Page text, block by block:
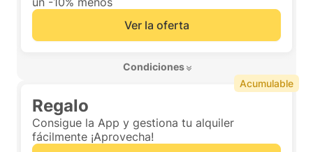
Ver la oferta
Condiciones
Regalo
Consigue la App y gestiona tu alquiler
fácilmente ¡Aprovecha!
Acumulable